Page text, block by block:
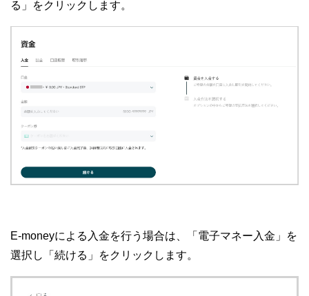
る」をクリックします。
E-moneyによる入金を行う場合は、「電子マネー入金」を
選択し「続ける」をクリックします。